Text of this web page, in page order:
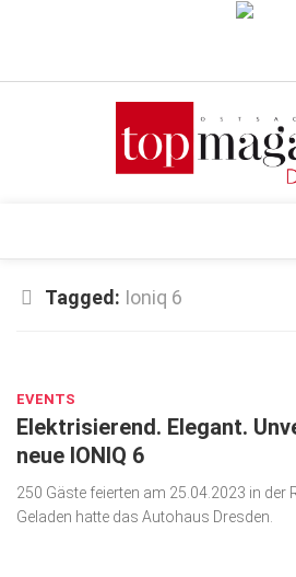
Verkaufsstellen
Top Gesundheitsforum Dresden /
Geschäft
gesund & schön
Gesellschaft
Kunst & Kultur
Tagged: Ioniq 6
EVENTS
Elektrisierend. Elegant.
neue IONIQ 6
250 Gäste feierten am 25.04.2023 in der
Geladen hatte das Autohaus Dresden.